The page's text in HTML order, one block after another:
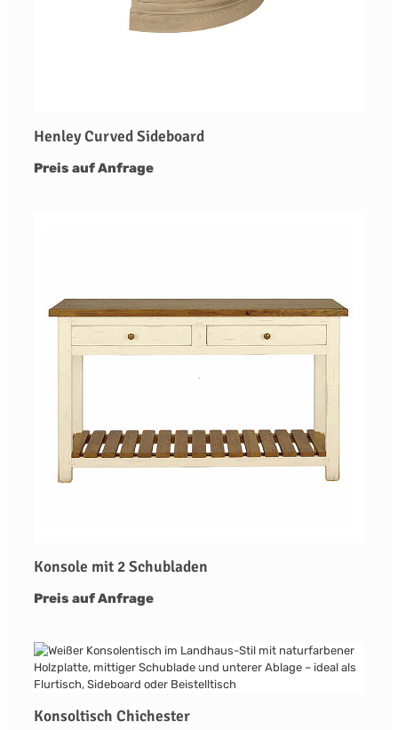
Henley Curved Sideboard
Preis auf Anfrage
Konsole mit 2 Schubladen
Preis auf Anfrage
Konsoltisch Chichester